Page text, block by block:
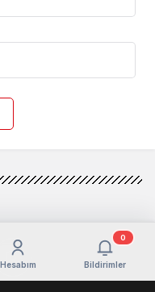
Hesabım Bildirimler
0